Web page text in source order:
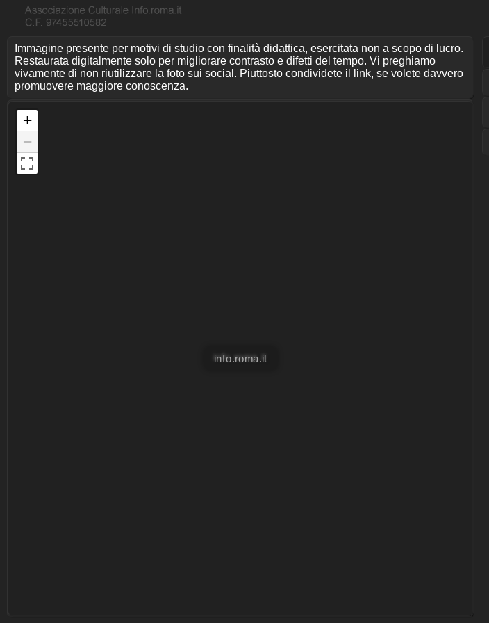
Immagine presente per motivi di studio con finalità didattica, esercitata non a scopo di lucro.
Restaurata digitalmente solo per migliorare contrasto e difetti del tempo. Vi preghiamo
vivamente di non riutilizzare la foto sui social. Piuttosto condividete il link, se volete davvero
promuovere maggiore conoscenza.
+
−
info.roma.it